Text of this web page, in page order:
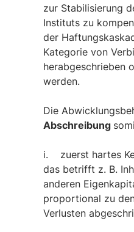
zur Stabilisierung
Instituts zu
der
Kategorie von
herabgeschrieben
werden.
Die
Abschreibung
i. zuerst hartes
das betrifft z. B.
anderen
proportional zu
Verlusten